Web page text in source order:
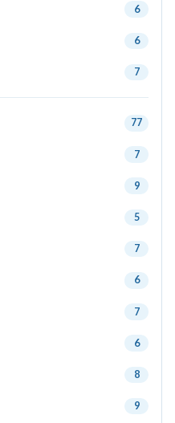
6
6
7
77
7
9
5
7
6
7
6
8
9